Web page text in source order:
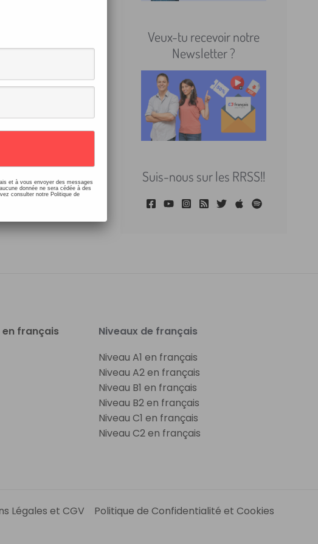
répondons
de français :
Veux-tu recevoir notre
Newsletter ?
Suis-nous sur les RRSS!!
en français
Niveaux de français
Niveau A1 en français
Niveau A2 en français
Niveau B1 en français
Niveau B2 en français
Niveau C1 en français
Niveau C2 en français
Légales et CGV Politique de Confidentialité et Cookies
et à vous envoyer des messages
donnée ne sera cédée à des
consulter notre Politique de